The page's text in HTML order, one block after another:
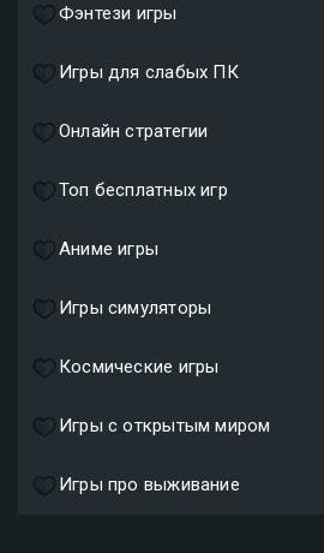
Фэнтези игры
Игры для слабых ПК
Онлайн стратегии
Топ бесплатных игр
Аниме игры
Игры симуляторы
Космические игры
Игры с открытым миром
Игры про выживание